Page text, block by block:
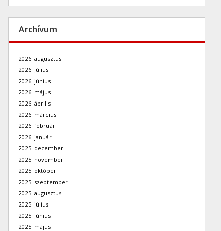
Archívum
2026. augusztus
2026. július
2026. június
2026. május
2026. április
2026. március
2026. február
2026. január
2025. december
2025. november
2025. október
2025. szeptember
2025. augusztus
2025. július
2025. június
2025. május